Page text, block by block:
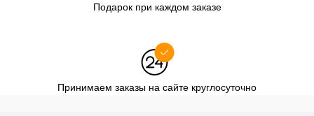
Подарок при каждом заказе
Принимаем заказы на сайте круглосуточно